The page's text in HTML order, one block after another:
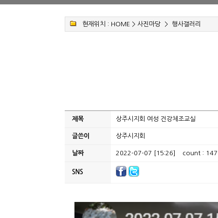
현재위치 : HOME > 사진마당> 행사갤러리
제목 상주시지회 여성 건강체조교실
글쓴이 상주시지회
날짜 2022-07-07 [15:26] count :
SNS